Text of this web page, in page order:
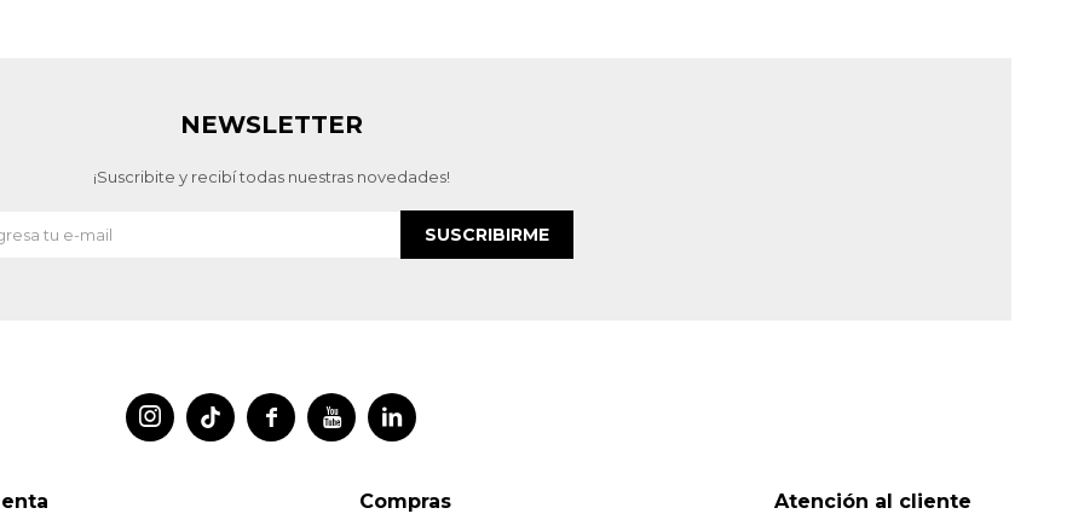
 
 
Atención al cliente
Compras
NEWSLETTER
¡Suscribite y recibí todas nuestras novedades!
SUSCRIBIRME